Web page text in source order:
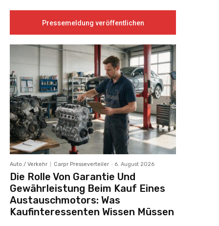
Pressemeldung veröffentlichen
Auto / Verkehr Carpr Presseverteiler - 6. August 2026
Die Rolle Von Garantie Und
Gewährleistung Beim Kauf Eines
Austauschmotors: Was
Kaufinteressenten Wissen Müssen